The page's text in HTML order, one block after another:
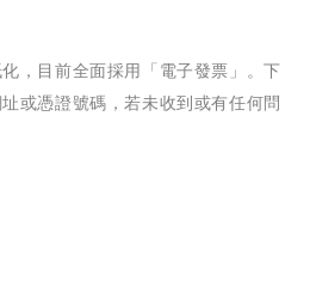
，目前全面採用「電子發票」。下
或憑證號碼，若未收到或有任何問